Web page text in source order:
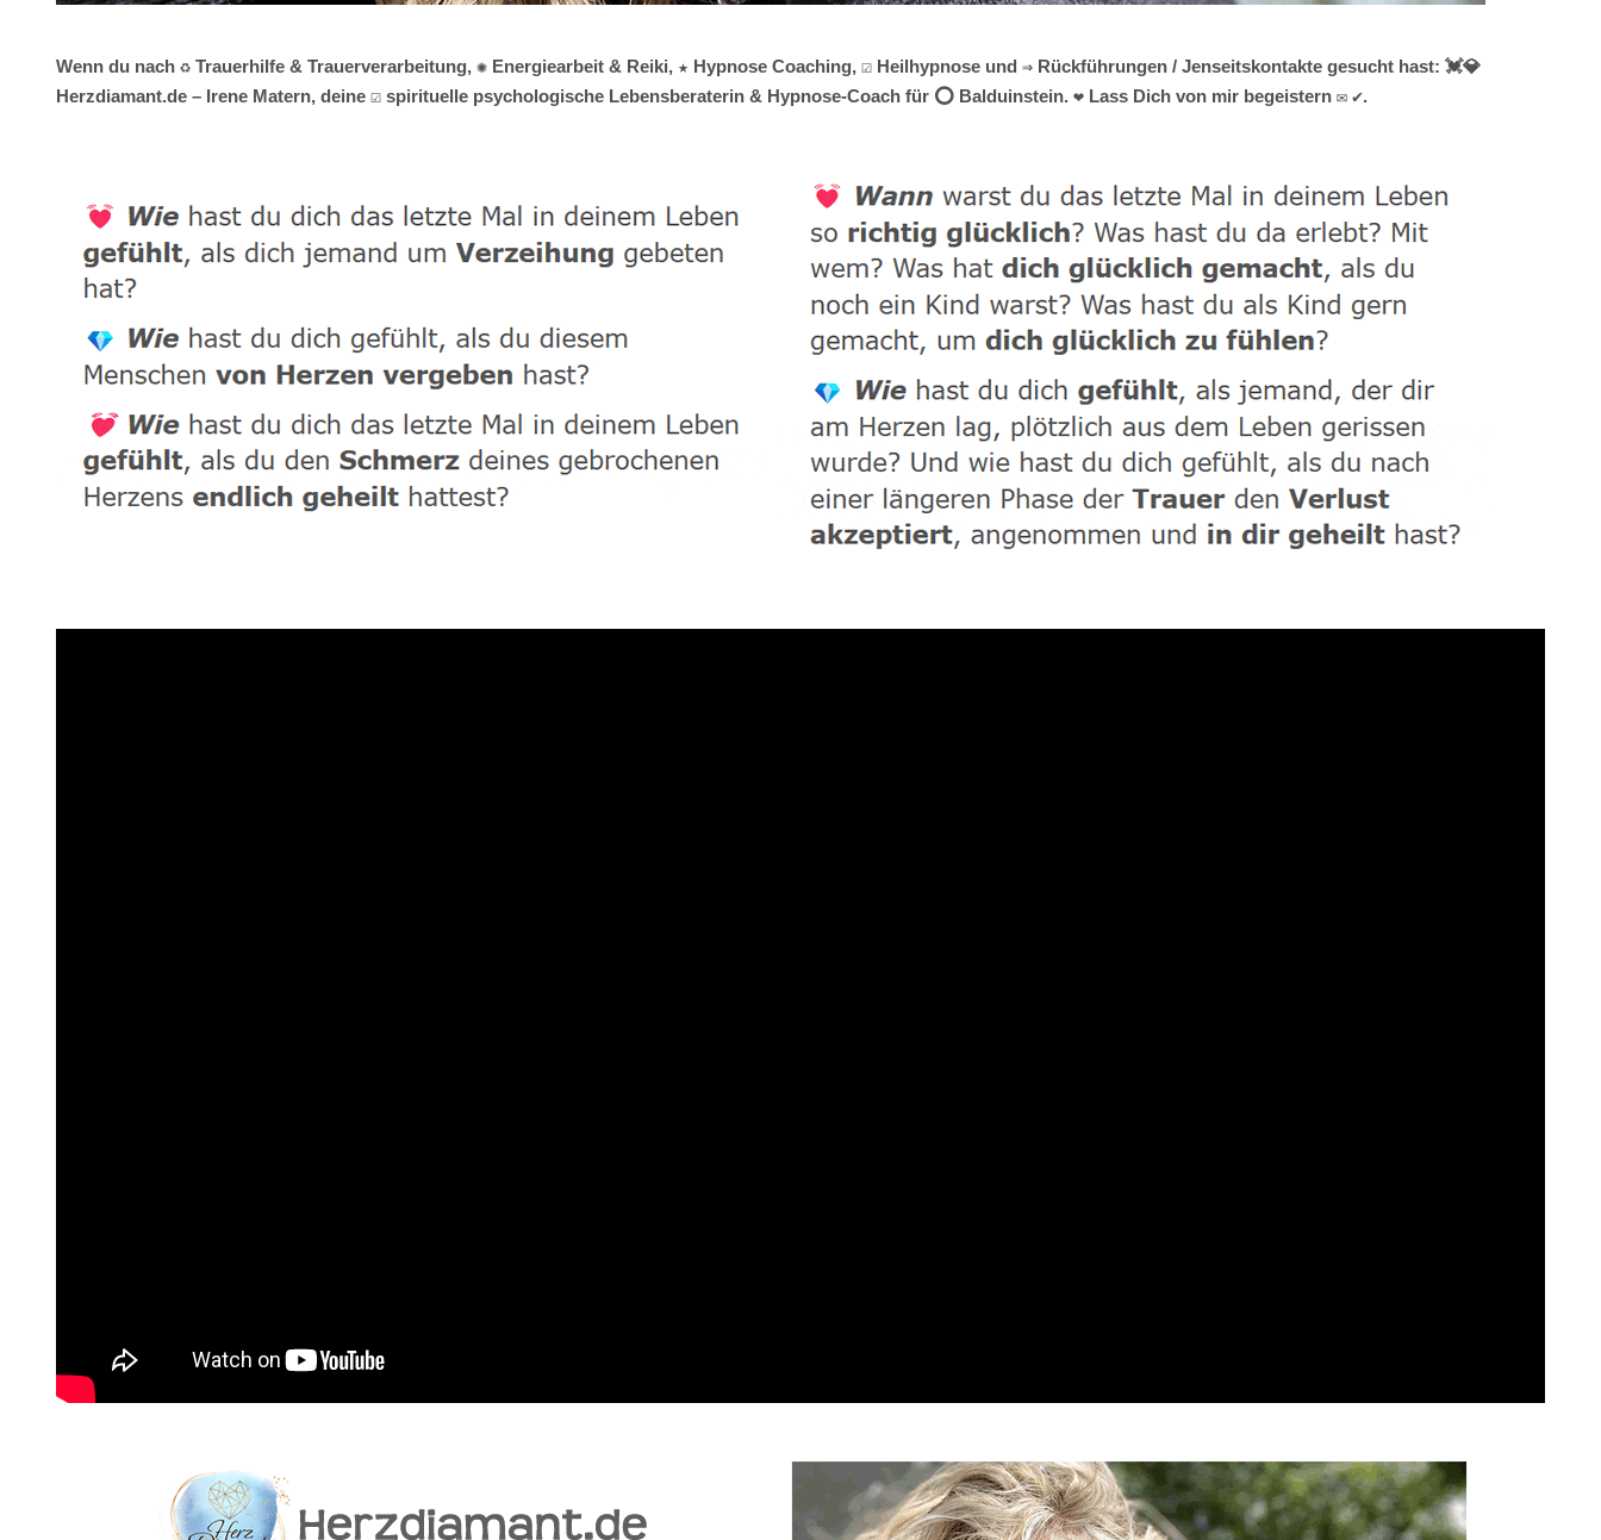
Wenn du nach ♻ Trauerhilfe & Trauerverarbeitung, ✺ Energiearbeit & Reiki, ★ Hypnose Coaching, ☑️ Heilhypnose und ⇒ Rückführungen / Jenseitskontakte gesucht hast: 💓️💎
Herzdiamant.de – Irene Matern, deine ☑️ spirituelle psychologische Lebensberaterin & Hypnose-Coach für ⭕ Balduinstein. ❤ Lass Dich von mir begeistern ✉ ✔.